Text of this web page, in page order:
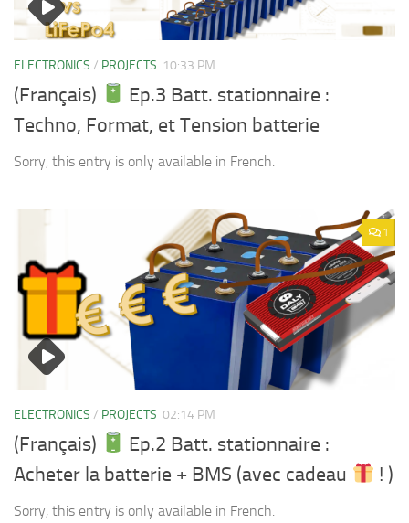
ELECTRONICS / PROJECTS 10:33 PM
(Français)
Ep.3 Batt. stationnaire :
Techno, Format, et Tension batterie
Sorry, this entry is only available in French.
1
ELECTRONICS / PROJECTS 02:14 PM
(Français)
Ep.2 Batt. stationnaire :
Acheter la batterie + BMS (avec cadeau
! )
Sorry, this entry is only available in French.